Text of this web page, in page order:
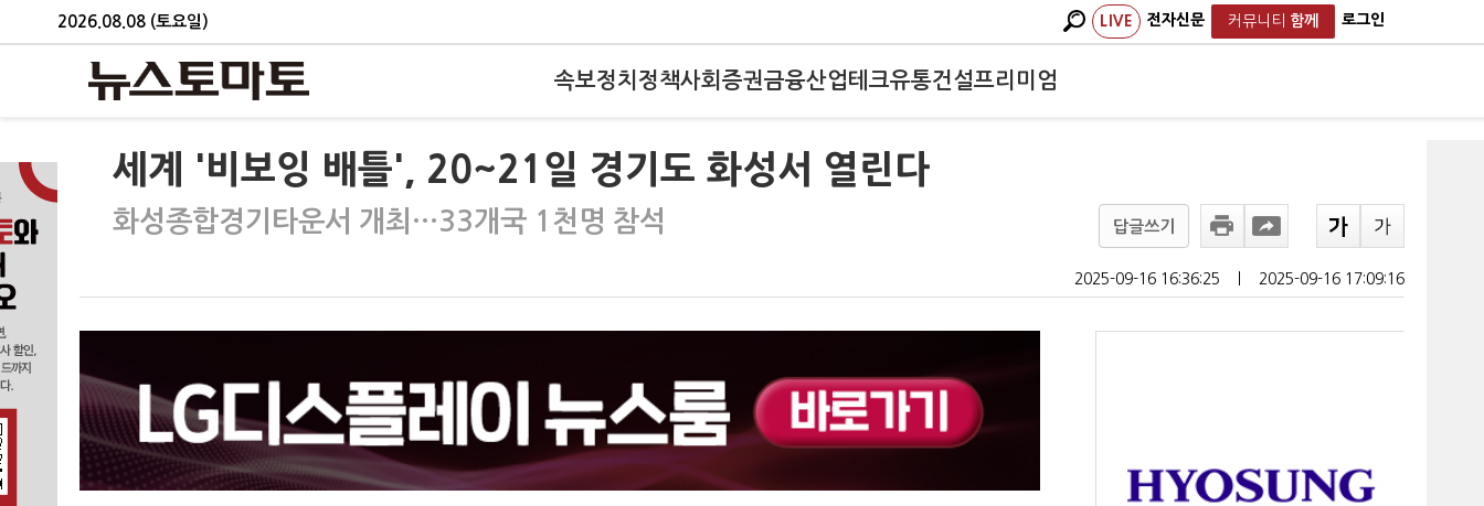
2026.08.08 (토요일) LIVE 전자신문 커뮤니티 함께 로그인
속보정치 정책사회 증권금융산업테크유통건설프리미엄
세계 '비보잉 배틀', 20~21일 경기도 화성서 열린다
화성종합경기타운서 개최…33개국 1천명 참석 답글쓰기
2025-09-16 16:36:25 2025-09-16 17:09:16